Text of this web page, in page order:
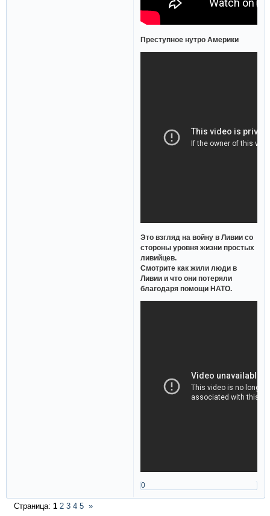
Преступное нутро Америки
Это взгляд на войну в Ливии со
стороны уровня жизни простых
ливийцев.
Смотрите как жили люди в
Ливии и что они потеряли
благодаря помощи НАТО.
0
Страница: 1 2 3 4 5 »